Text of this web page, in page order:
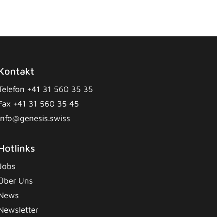
+41 31 560 35 35
+41 31 560 35 45
Uns